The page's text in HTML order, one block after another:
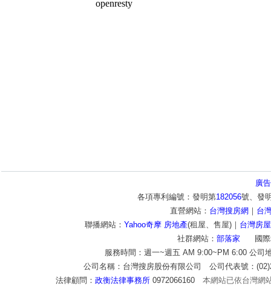
廣
各項專利編號：發明第182056號、發
直營網站： 台灣搜房網 ｜ 台
聯播網站： Yahoo奇摩 房地產(租屋、售屋)｜ 台灣房屋
社群網站： 部落家 國際
服務時間：週一~週五 AM 9:00~PM 6:00 公司
公司名稱：台灣搜房股份有限公司 公司代表號：
法律顧問： 政衡法律事務所0972066160 本網站已依台灣網